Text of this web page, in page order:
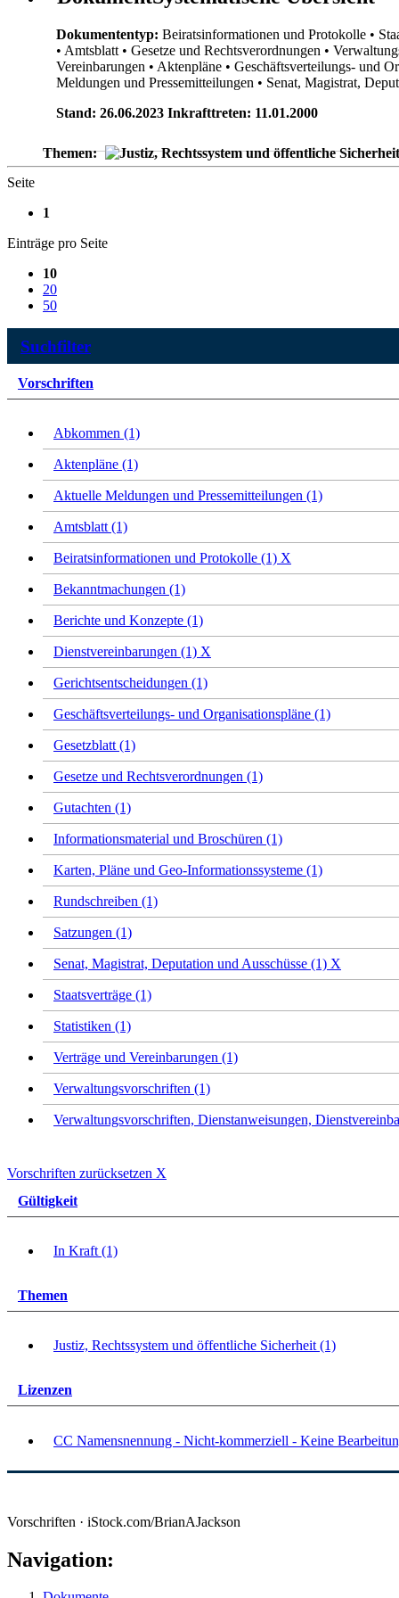
Dokumententyp: Beiratsinformationen und Protokolle •
• Amtsblatt • Gesetze und Rechtsverordnungen •
Vereinbarungen • Aktenpläne • Geschäftsverteilungs- und
Meldungen und Pressemitteilungen • Senat, Magistrat,
Stand: 26.06.2023 Inkrafttreten: 11.01.2000
Themen:
Seite
1
Einträge pro Seite
10
20
50
Suchfilter
Vorschriften
Abkommen (1)
Aktenpläne (1)
Aktuelle Meldungen und Pressemitteilungen (1)
Amtsblatt (1)
Beiratsinformationen und Protokolle (1) X
Bekanntmachungen (1)
Berichte und Konzepte (1)
Dienstvereinbarungen (1) X
Gerichtsentscheidungen (1)
Geschäftsverteilungs- und Organisationspläne (1)
Gesetzblatt (1)
Gesetze und Rechtsverordnungen (1)
Gutachten (1)
Informationsmaterial und Broschüren (1)
Karten, Pläne und Geo-Informationssysteme (1)
Rundschreiben (1)
Satzungen (1)
Senat, Magistrat, Deputation und Ausschüsse (1) X
Staatsverträge (1)
Statistiken (1)
Verträge und Vereinbarungen (1)
Verwaltungsvorschriften (1)
Verwaltungsvorschriften, Dienstanweisungen,
Vorschriften zurücksetzen X
Gültigkeit
In Kraft (1)
Themen
Justiz, Rechtssystem und öffentliche Sicherheit (1)
Lizenzen
CC Namensnennung - Nicht-kommerziell - Keine
Vorschriften · iStock.com/BrianAJackson
Navigation: